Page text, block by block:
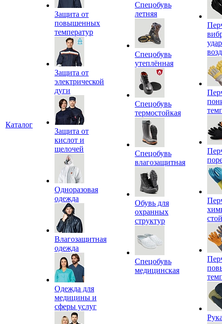
Каталог
Защита от
повышенных
температур
Защита от
электрической
дуги
Защита от
кислот и
щелочей
Одноразовая
одежда
Влагозащитная
одежда
Одежда для
медицины и
сферы услуг
Спецобувь
летняя
Спецобувь
утеплённая
Спецобувь
термостойкая
Спецобувь
влагозащитная
Обувь для
охранных
структур
Спецобувь
медицинская